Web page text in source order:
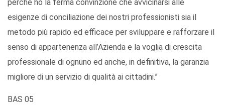
perché ho la ferma convinzione che avvicinarsi alle
esigenze di conciliazione dei nostri professionisti sia il
metodo più rapido ed efficace per sviluppare e rafforzare il
senso di appartenenza all’Azienda e la voglia di crescita
professionale di ognuno ed anche, in definitiva, la garanzia
migliore di un servizio di qualità ai cittadini.”
BAS 05